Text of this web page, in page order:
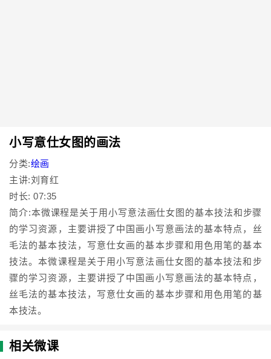
小写意仕女图的画法
分类:绘画
主讲:刘育红
时长: 07:35
简介:本微课程是关于用小写意法画仕女图的基本技法和步骤
的学习资源，主要讲授了中国画小写意画法的基本特点，丝
毛法的基本技法，写意仕女画的基本步骤和用色用笔的基本
技法。本微课程是关于用小写意法画仕女图的基本技法和步
骤的学习资源，主要讲授了中国画小写意画法的基本特点，
丝毛法的基本技法，写意仕女画的基本步骤和用色用笔的基
本技法。
相关微课